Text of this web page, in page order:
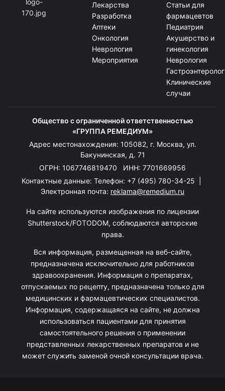
Лекарства
Разработка
Аптеки
Онкология
Неврология
Мероприятия
Статьи для
фармацевтов
Педиатрия
Акушерство и
гинекология
Неврология
Клинические
случаи
Общество с ограниченной ответственностью
«ГРУППА РЕМЕДИУМ»
Адрес местонахождения: 105082, г. Москва, ул.
Бакунинская, д. 71
ОГРН: 1067746819470 ИНН: 7701669956
Контактные данные: Телефон: +7 (495) 780-34-25
Электронная почта: reklama@remedium.ru
На сайте используются изображения по лицензии
Shutterstock/FOTODOM, соблюдаются авторские
права.
Вся информация, размещенная на веб-сайте,
предназначена исключительно для работников
здравоохранения. Информация о препаратах,
отпускаемых по рецепту, предназначена только для
медицинских и фармацевтических специалистов.
Информация, содержащаяся на сайте, не должна
использоваться пациентами для принятия
самостоятельного решения о применении
представленных лекарственных препаратов и не
может служить заменой очной консультации врача.